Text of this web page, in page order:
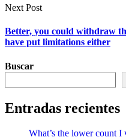
Next Post
Better, you could withdraw
have put limitations either
Buscar
Entradas recientes
What’s the lower count